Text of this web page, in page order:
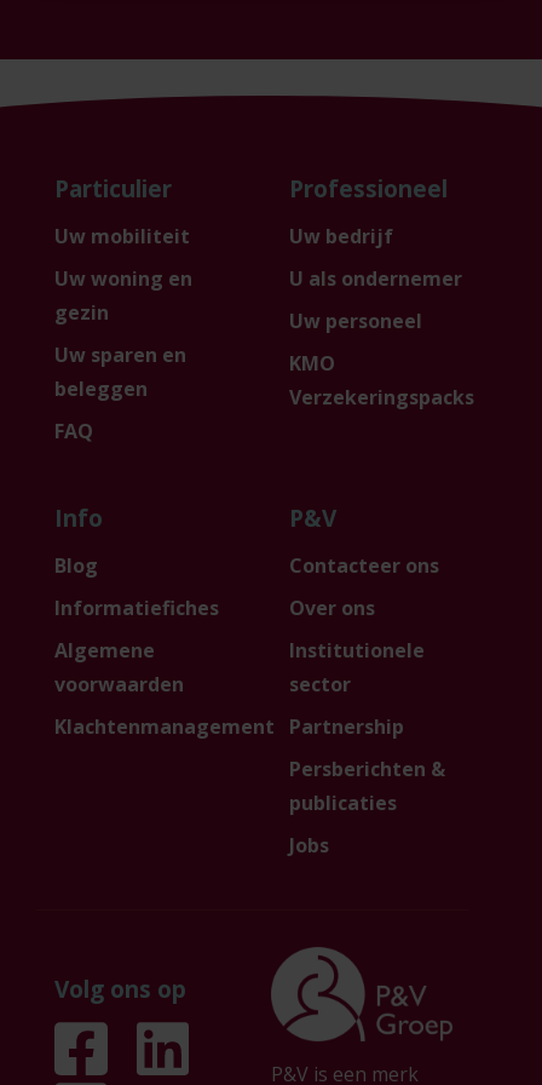
Particulier
Uw mobiliteit
Uw woning en
gezin
Uw sparen en
beleggen
FAQ
Professioneel
Uw bedrijf
U als ondernemer
Uw personeel
KMO
Verzekeringspacks
Info
Blog
Informatiefiches
Algemene
voorwaarden
Klachtenmanagement
P&V
Contacteer ons
Over ons
Institutionele
sector
Partnership
Persberichten &
publicaties
Jobs
Volg ons op
P&V is een merk